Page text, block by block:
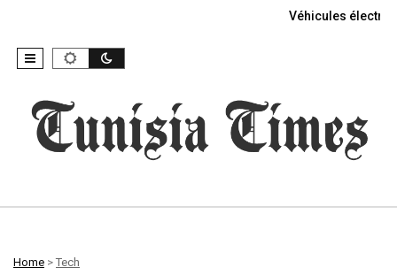
Véhicules
Home > Tech